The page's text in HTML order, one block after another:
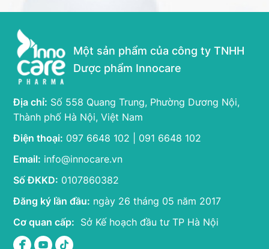
Một sản phẩm của công ty TNHH
Dược phẩm Innocare
Địa chỉ: Số 558 Quang Trung, Phường Dương Nội,
Thành phố Hà Nội, Việt Nam
Điện thoại: 097 6648 102 | 091 6648 102
Email: info@innocare.vn
Số ĐKKD: 0107860382
Đăng ký lần đầu: ngày 26 tháng 05 năm 2017
Cơ quan cấp: Sở Kế hoạch đầu tư TP Hà Nội